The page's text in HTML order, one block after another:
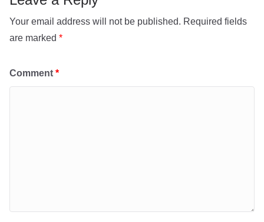
Your email address will not be published. Required fields
are marked *
Comment *